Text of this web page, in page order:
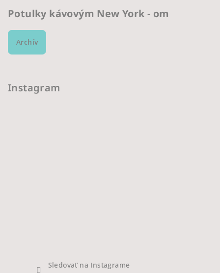
Potulky kávovým New York - om
Archív
Instagram
Sledovať na Instagrame